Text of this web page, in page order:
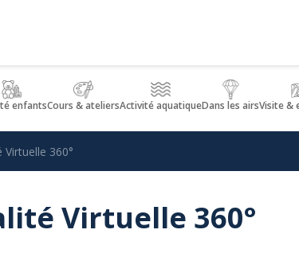
enfantsCours & ateliersActivité aquatiqueDans les airsVisite &
360°
Virtuelle 360°